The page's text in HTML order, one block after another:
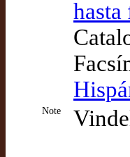
Note